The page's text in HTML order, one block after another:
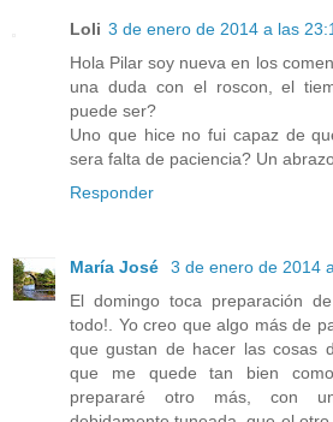
Loli 3 de enero de 2014 a las
Hola Pilar soy nueva en los
una duda con el roscon, el
puede ser?
Uno que hice no fui capaz de
sera falta de paciencia? Un
Responder
María José
3 de enero de 2014
El domingo toca preparación
todo!. Yo creo que algo más de
que gustan de hacer las cosas
que me quede tan bien
prepararé otro más, con